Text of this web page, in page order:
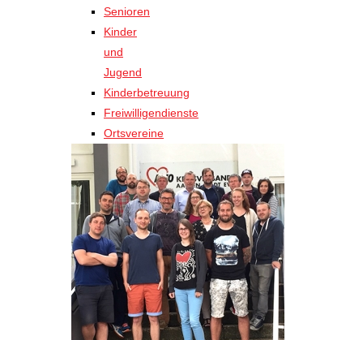
Senioren
Kinder
und
Jugend
Kinderbetreuung
Freiwilligendienste
Ortsvereine